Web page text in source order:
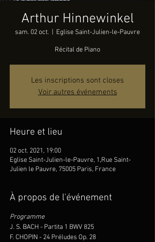
Arthur Hinnewinkel
sam. 02 oct. Eglise Saint-Julien-le-Pauvre
Récital de Piano
Les inscriptions sont closes
Voir autres événements
Heure et lieu
02 oct. 2021, 19:00
Eglise Saint-Julien-le-Pauvre, 1,Rue Saint-
Julien le Pauvre, 75005 Paris, France
À propos de l'événement
Programme
J. S. BACH - Partita 1 BWV 825
F. CHOPIN - 24 Préludes Op. 28